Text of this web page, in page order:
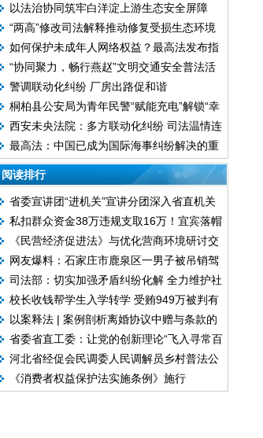
以法治协同筑牢白洋淀上游生态安全屏障
“两高”修改司法解释推动修复受损生态环境
如何保护未成年人网络权益？最高法发布指
引
“协同聚力，畅行燕赵”文明交通安全普法活
动在石家庄启动
警调联动化纠纷 厂房出路促和谐
桐柏县公安局为青年民警“赋能充电”解锁“幸
福密码”
西安未央法院：多方联动化纠纷 司法温情连
两岸
最高法：中国已成为国际海事纠纷解决的重
要中心
阅读排行
省委宣讲团“进机关”宣讲分团深入省直机关
开展党的二十大精神示范宣讲
私扣群众资金38万违规支取16万！宜宾落帽
村6名村组干部被处分，3人受到组织处理
《民营经济促进法》与优化营商环境研讨交
流沙龙在四川天投律所举行
网友爆料：石家庄市鹿泉区一男子被吊销驾
照后再次醉驾？
司法部：切实加强矛盾纠纷化解 全力维护社
会安全稳定
校长收钱帮学生入学转学 受贿949万被判有
期徒刑11年
以案释法 | 案例剖析离婚协议中赠与条款的
撤销问题
省委省直工委：让党的创新理论“飞入寻常百
姓家”
河北省经促会民调委人民调解员乡村普法公
益行走进平山县北杏园村
《消费者权益保护法实施条例》施行